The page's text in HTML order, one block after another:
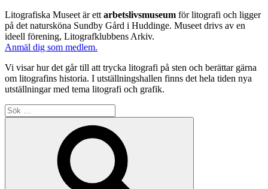
Litografiska Museet är ett arbetslivsmuseum för litografi och ligger
på det natursköna Sundby Gård i Huddinge. Museet drivs av en
ideell förening, Litografklubbens Arkiv.
Anmäl dig som medlem.
Vi visar hur det går till att trycka litografi på sten och berättar gärna
om litografins historia. I utställningshallen finns det hela tiden nya
utställningar med tema litografi och grafik.
Sök
efter: